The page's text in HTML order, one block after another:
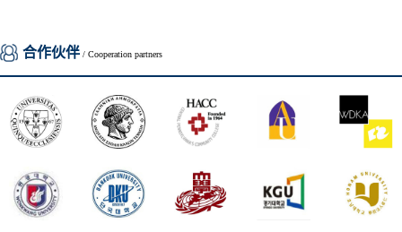
合作伙伴 / Cooperation partners